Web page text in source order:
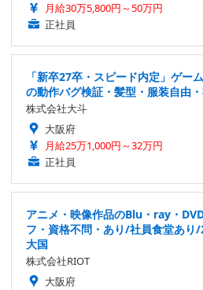
月給30万5,800円～50万円
正社員
「新卒27卒・スピード内定」ゲ
の動作バグ検証・髪型・服装自由
株式会社大斗
大阪府
月給25万1,000円～32万円
正社員
アニメ・映像作品のBlu・ray・
フ・資格不問・あり/社員食堂あり
大国
株式会社RIOT
大阪府